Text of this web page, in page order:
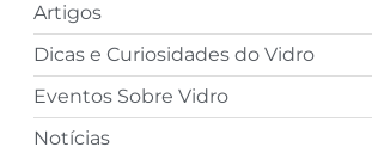
Artigos
Dicas e Curiosidades do Vidro
Eventos Sobre Vidro
Notícias